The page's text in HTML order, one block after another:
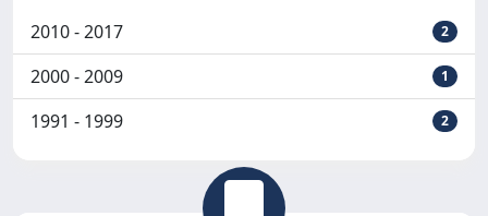
2010 - 2017 2
2000 - 2009 1
1991 - 1999 2